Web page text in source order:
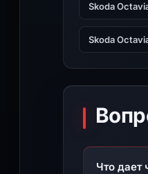
Skoda
Skoda
Что дает